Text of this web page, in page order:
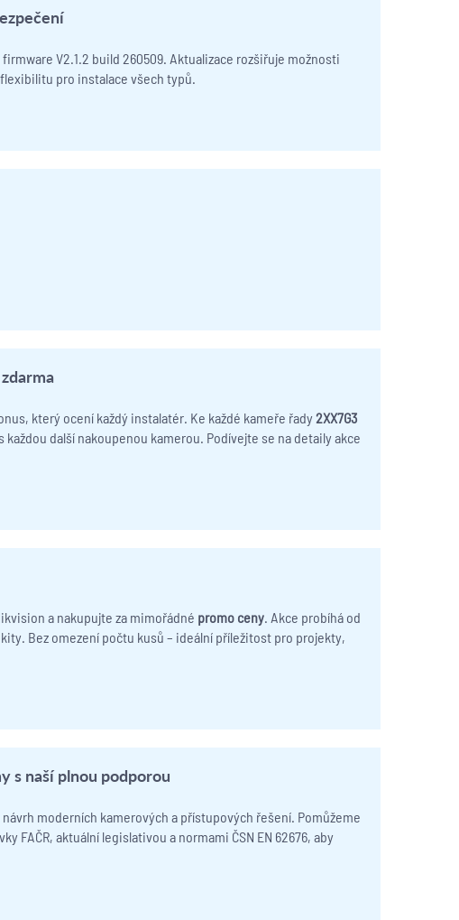
V2.1.2 build 260509. Aktualizace rozšiřuje možnosti
pro instalace všech typů.
který ocení každý instalatér. Ke každé kameře řady2XX7G3
každou další nakoupenou kamerou. Podívejte se na detaily akce
a nakupujte za mimořádné promo ceny. Akce probíhá od
Bez omezení počtu kusů – ideální příležitost pro projekty,
s naší plnou podporou
moderních kamerových a přístupových řešení. Pomůžeme
FAČR, aktuální legislativou a normami ČSN EN 62676, aby